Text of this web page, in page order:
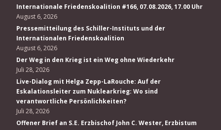
Internationale Friedenskoalition #166, 07.08.2026, 17.00 Uhr
August 6, 2026
Pressemitteilung des Schiller-Instituts und der
Internationalen Friedenskoalition
August 6, 2026
Der Weg in den Krieg ist ein Weg ohne Wiederkehr
Juli 28, 2026
Live-Dialog mit Helga Zepp-LaRouche: Auf der
Eskalationsleiter zum Nuklearkrieg: Wo sind
verantwortliche Persönlichkeiten?
Juli 28, 2026
Offener Brief an S.E. Erzbischof John C. Wester, Erzbistum